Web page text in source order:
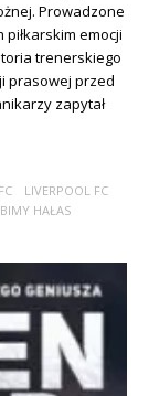
Prowadzone
emocji
trenerskiego
prasowej przed
zapytał
LIVERPOOL FC
HAŁAS